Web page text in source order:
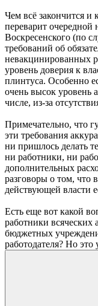
Чем всё закончится
переварит очередной
Воскресенского (по
требований об
невакцинированных
уровень доверия к
плинтуса. Особенно
очень высок уровень
числе, из-за
Примечательно, что
эти требования
ни пришлось делать
ни работники, ни
дополнительных
разговоры о том, что
действующей власти
Есть еще вот какой
работники всяческих
бюджетных
работодателя? Но это